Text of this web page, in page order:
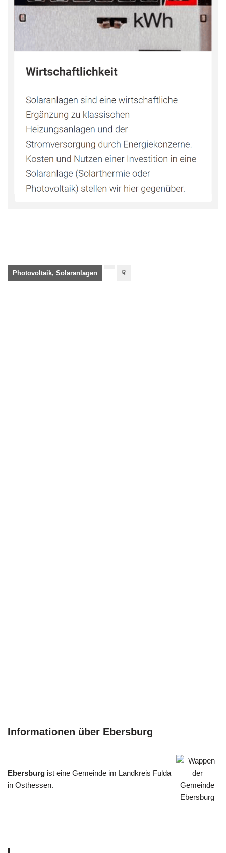
Photovoltaik, Solaranlagen ☟
Informationen über Ebersburg
Ebersburg ist eine Gemeinde im Landkreis Fulda
in Osthessen.